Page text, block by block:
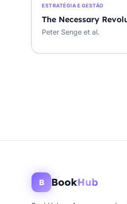
ESTRATÉGIA E GESTÃO
The Necessary
Peter Senge et al.
B BookHub